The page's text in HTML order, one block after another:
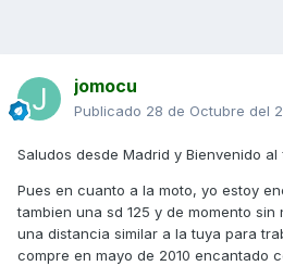
jomocu
Publicado 28 de Octubre del
Saludos desde Madrid y Bienvenido al
Pues en cuanto a la moto, yo estoy
tambien una sd 125 y de momento sin
una distancia similar a la tuya para
compre en mayo de 2010 encantado